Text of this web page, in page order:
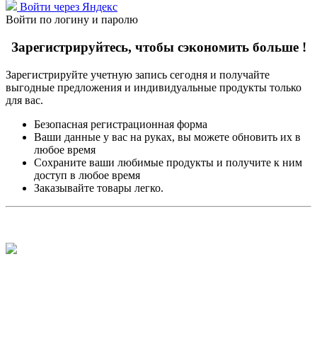
Войти через Яндекс
Войти по логину и паролю
Зарегистрируйтесь, чтобы сэкономить больше !
Зарегистрируйте учетную запись сегодня и получайте
выгодные предложения и индивидуальные продукты только
для вас.
Безопасная регистрационная форма
Ваши данные у вас на руках, вы можете обновить их в
любое время
Сохраните ваши любимые продукты и получите к ним
доступ в любое время
Заказывайте товары легко.